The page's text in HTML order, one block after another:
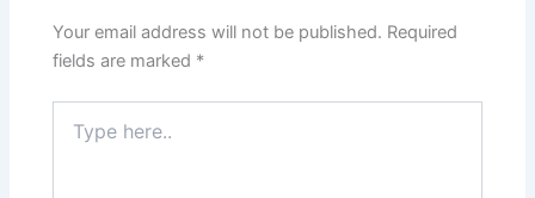
Your email address will not be published. Required
fields are marked *
here..